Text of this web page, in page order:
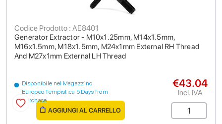
Generator Extractor - M10x1.25mm, M14x1.5mm,
M16x1.5mm, M18x1.5mm, M24x1mm External RH Thread
And M27x1mm External LH Thread
Codice Prodotto : AE8401
Disponibile nel Magazzino
Europeo Tempistica 5 Days from
purchase
€43.04
Incl. IVA
AGGIUNGI AL CARRELLO